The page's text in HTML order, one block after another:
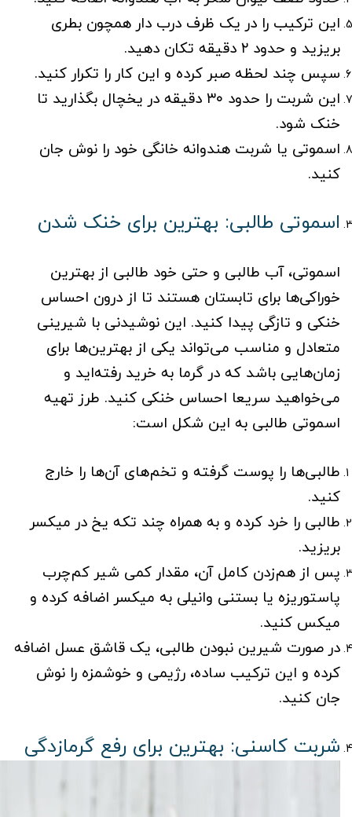
این ترکیب را در یک ظرف درب دار همچون بطری
بریزید و حدود ۲ دقیقه تکان دهید.
سپس چند لحظه صبر کرده و این کار را تکرار کنید.
این شربت را حدود ۳۰ دقیقه در یخچال بگذارید تا
خنک شود.
اسموتی یا شربت هندوانه خانگی خود را نوش جان
کنید.
اسموتی طالبی: بهترین برای خنک شدن
اسموتی، آب طالبی و حتی خود طالبی از بهترین
خوراکی‌ها برای تابستان هستند تا از درون احساس
خنکی و تازگی پیدا کنید. این نوشیدنی با شیرینی
متعادل و مناسب می‌تواند یکی از بهترین‌ها برای
زمان‌هایی باشد که در گرما به خرید رفته‌اید و
می‌خواهید سریعا احساس خنکی کنید. طرز تهیه
اسموتی طالبی به این شکل است:
طالبی‌ها را پوست گرفته و تخم‌های آن‌ها را خارج
کنید.
طالبی را خرد کرده و به همراه چند تکه یخ در میکسر
بریزید.
پس از هم‌زدن کامل آن، مقدار کمی شیر کم‌چرب
پاستوریزه یا بستنی وانیلی به میکسر اضافه کرده و
میکس کنید.
در صورت شیرین نبودن طالبی، یک قاشق عسل اضافه
کرده و این ترکیب ساده، رژیمی و خوشمزه را نوش
جان کنید.
شربت کاسنی: بهترین برای رفع گرمازدگی